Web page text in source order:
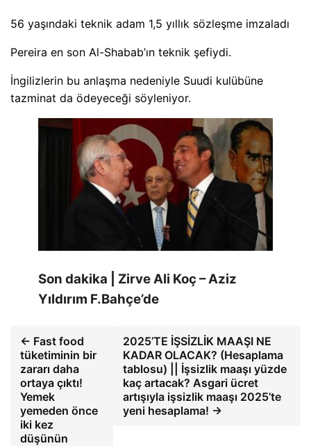
56 yaşındaki teknik adam 1,5 yıllık sözleşme imzaladı
Pereira en son Al-Shabab’ın teknik şefiydi.
İngilizlerin bu anlaşma nedeniyle Suudi kulübüne
tazminat da ödeyeceği söyleniyor.
Son dakika | Zirve Ali Koç – Aziz
Yıldırım F.Bahçe’de
← Fast food
tüketiminin bir
zararı daha
ortaya çıktı!
Yemek
yemeden önce
iki kez
düşünün
2025’TE İŞSİZLİK MAAŞI NE
KADAR OLACAK? (Hesaplama
tablosu) || İşsizlik maaşı yüzde
kaç artacak? Asgari ücret
artışıyla işsizlik maaşı 2025’te
yeni hesaplama! →